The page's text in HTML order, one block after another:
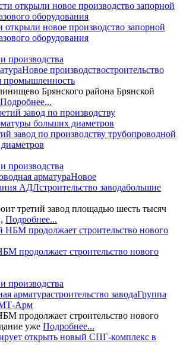
открыли новое производство запорной
оборудования
производства
Новое производствостроительство
промышленность
Брянского района Брянской
Подробнее...
завод по производству трубопроводной
производства
арматураНовое
АДЛстроительство заводабольшие
третий завод площадью шесть тысяч
Подробнее...
продолжает строительство нового
производства
арматурастроительство заводаГруппа
Т-Арм
продолжает строительство нового
уже Подробнее...